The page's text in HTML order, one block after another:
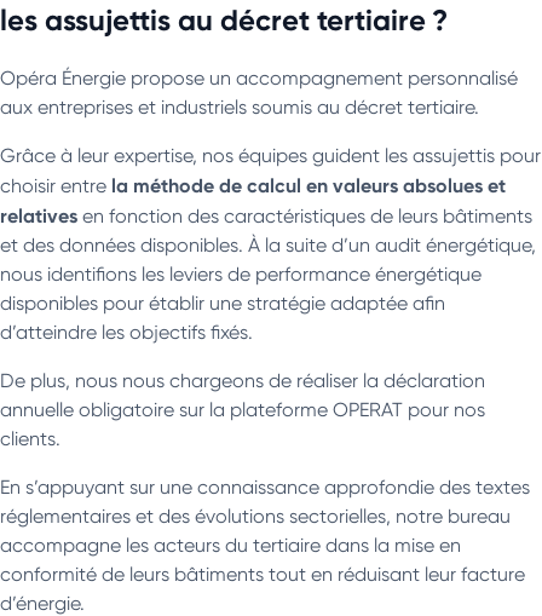
les assujettis au décret tertiaire ?
Opéra Énergie propose un accompagnement personnalisé
aux entreprises et industriels soumis au décret tertiaire.
Grâce à leur expertise, nos équipes guident les assujettis pour
choisir entre la méthode de calcul en valeurs absolues et
relatives en fonction des caractéristiques de leurs bâtiments
et des données disponibles. À la suite d’un audit énergétique,
nous identifions les leviers de performance énergétique
disponibles pour établir une stratégie adaptée afin
d’atteindre les objectifs fixés.
De plus, nous nous chargeons de réaliser la déclaration
annuelle obligatoire sur la plateforme OPERAT pour nos
clients.
En s’appuyant sur une connaissance approfondie des textes
réglementaires et des évolutions sectorielles, notre bureau
accompagne les acteurs du tertiaire dans la mise en
conformité de leurs bâtiments tout en réduisant leur facture
d’énergie.